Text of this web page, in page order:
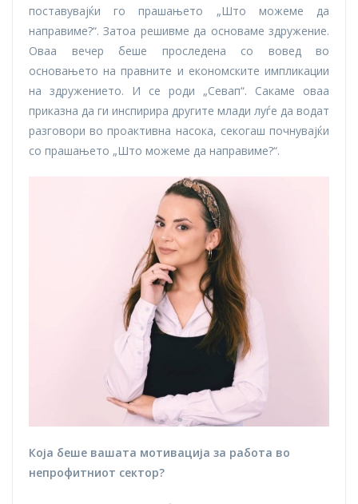
поставувајќи го прашањето „Што можеме да
направиме?“. Затоа решивме да основаме здружение.
Оваа вечер беше проследена со вовед во
основањето на правните и економските импликации
на здружението. И се роди „Севап“. Сакаме оваа
приказна да ги инспирира другите млади луѓе да водат
разговори во проактивна насока, секогаш почнувајќи
со прашањето „Што можеме да направиме?“.
Која беше вашата мотивација за работа во
непрофитниот сектор?